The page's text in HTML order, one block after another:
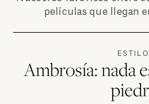
películas que llegan
ESTILO
Ambrosía: nada